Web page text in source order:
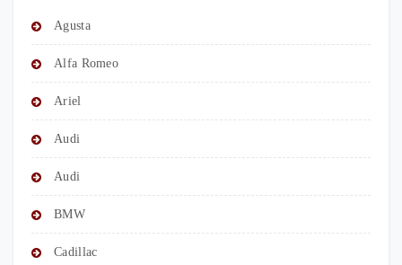
Agusta
Alfa Romeo
Ariel
Audi
Audi
BMW
Cadillac